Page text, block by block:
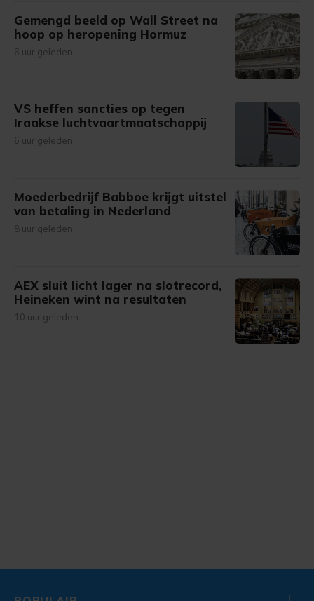
Gemengd beeld op Wall Street na
hoop op heropening Hormuz
6 uur geleden
VS heffen sancties op tegen
Iraakse luchtvaartmaatschappij
6 uur geleden
Moederbedrijf Babboe krijgt uitstel
van betaling in Nederland
8 uur geleden
AEX sluit licht lager na slotrecord,
Heineken wint na resultaten
10 uur geleden